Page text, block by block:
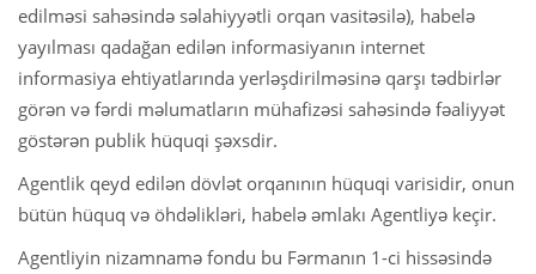
edilməsi sahəsində səlahiyyətli orqan vasitəsilə), habelə
yayılması qadağan edilən informasiyanın internet
informasiya ehtiyatlarında yerləşdirilməsinə qarşı tədbirlər
görən və fərdi məlumatların mühafizəsi sahəsində fəaliyyət
göstərən publik hüquqi şəxsdir.
Agentlik qeyd edilən dövlət orqanının hüquqi varisidir, onun
bütün hüquq və öhdəlikləri, habelə əmlakı Agentliyə keçir.
Agentliyin nizamnamə fondu bu Fərmanın 1-ci hissəsində